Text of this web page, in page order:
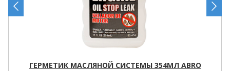
ГЕРМЕТИК МАСЛЯНОЙ СИСТЕМЫ 354МЛ ABRO